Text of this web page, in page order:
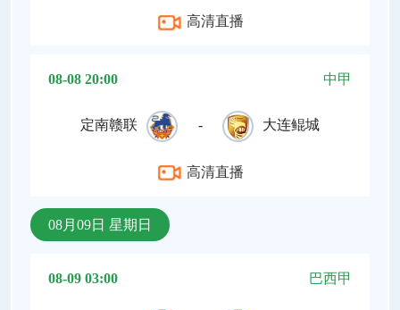
高清直播
08-08 20:00 中甲
定南赣联 - 大连鲲城
高清直播
08月09日 星期日
08-09 03:00 巴西甲